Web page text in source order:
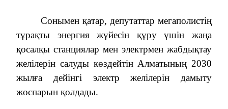
Сонымен қатар, депутаттар мегаполистің
тұрақты энергия жүйесін құру үшін жаңа
қосалқы станциялар мен электрмен жабдықтау
желілерін салуды көздейтін Алматының 2030
жылға дейінгі электр желілерін дамыту
жоспарын қолдады.